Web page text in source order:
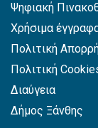
Ψηφιακή
Χρήσιμα
Πολιτική
Πολιτική
Διαύγεια
Δήμος Ξάνθης